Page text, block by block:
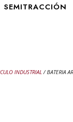
SEMITRACCIÓN
INDUSTRIAL/ BATERIA